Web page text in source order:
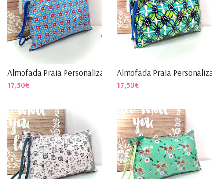
Almofada Praia Personalizada
17,50€
Almofada Praia
17,50€